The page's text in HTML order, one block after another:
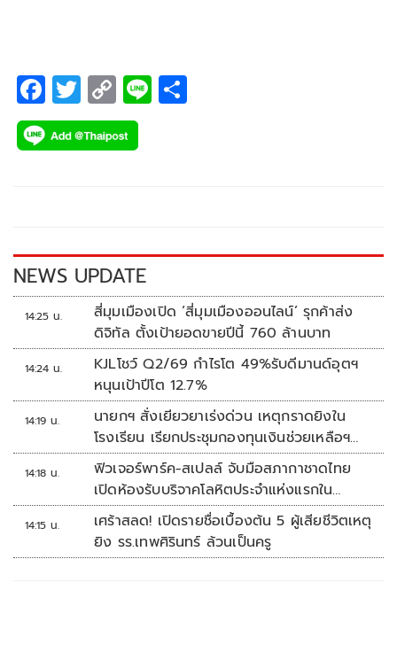
F
ac
e
k
T
wi
tt
C
o
p
k
Li
NEWS UPDATE
14:25 น.
สี่มุมเมืองเปิด ‘สี่มุมเมืองออนไลน์’ รุกค้าส่ง
ดิจิทัล ตั้งเป้ายอดขายปีนี้ 760 ล้านบาท
14:24 น.
KJLโชว์ Q2/69 กำไรโต 49%รับดีมานด์อุตฯ
หนุนเป้าปีโต 12.7%
14:19 น.
นายกฯ สั่งเยียวยาเร่งด่วน เหตุกราดยิงใน
โรงเรียน เรียกประชุมกองทุนเงินช่วยเหลือฯ
ทันที
14:18 น.
ฟิวเจอร์พาร์ค-สเปลล์ จับมือสภากาชาดไทย
เปิดห้องรับบริจาคโลหิตประจำแห่งแรกใน
ศูนย์การค้าปทุมธานี
14:15 น.
เศร้าสลด! เปิดรายชื่อเบื้องต้น 5 ผู้เสียชีวิตเหตุ
ยิง รร.เทพศิรินทร์ ล้วนเป็นครู